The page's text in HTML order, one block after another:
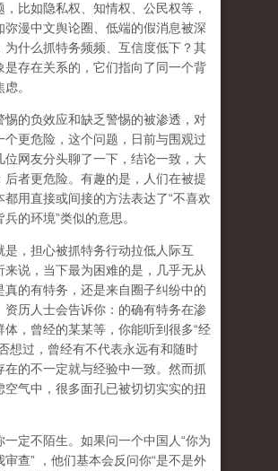
，比如隐私权、知情权、公民权等，
弥漫中文舆论圈、低端的假消息被深
为什么抓特务频频、互信度低下？其
是存在关系的，它们指向了同一个背
。
惕的负效应和缺乏警惕的被渗透，对
个更危险，这个问题，日前与围观过
位网友分头聊了一下，结论一致，大
后者更危险。有趣的是，人们在被提
都用直接或间接的方法表达了“不喜欢
的环境”类似的意思。
是，担心被抓特务行动拉低人际互
来说，当下最为困难的是，几乎无从
真的有特务，还是来自圈子纠纷中的
资历人士会告诉你：的确有特务在渗
体，曾经的某某等，你能听到很多“经
想过，曾经有不代表永远有和随时
在的不一定就与经验中一致。然而抓
空气中，很多面孔已被切切实实的扭
一定不陌生。如果问一个中国人“你为
审查” ，他们基本会反问你“是不是外